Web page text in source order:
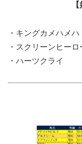
・キングカメハメ
・スクリーンヒー
・ハーツクライ